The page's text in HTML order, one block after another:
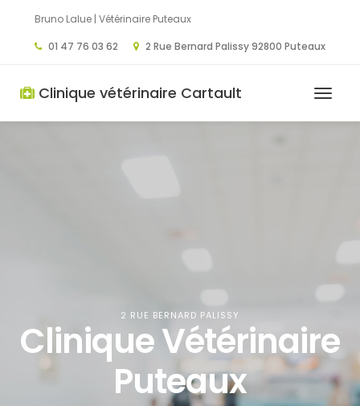
Bruno Lalue | Vétérinaire Puteaux
01 47 76 03 62
2 Rue Bernard Palissy 92800 Puteaux
Clinique vétérinaire Cartault
2 RUE BERNARD PALISSY
Clinique Vétérinaire
Puteaux